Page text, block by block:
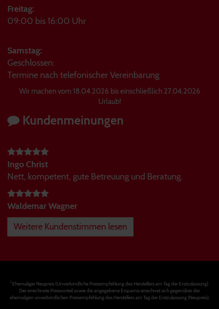
Freitag:
09:00 bis 16:00 Uhr
Samstag:
Geschlossen:
Termine nach telefonischer Vereinbarung
Wir machen vom 18.04.2026 bis einschließlich 27.04.2026
Urlaub!
Kundenmeinungen
Ingo Christ
Nett, kompetent, gute Betreuung und Beratung.
Waldemar Wagner
Weitere Kundenstimmen lesen
1Ehemaliger Neupreis (Unverbindliche Preisempfehlung des Herstellers am Tag der Erstzulassung).
Der errechnete Preisvorteil sowie die angegebene Ersparnis errechnet sich gegenüber der
ehemaligen unverbindlichen Preisempfehlung des Herstellers am Tag der Erstzulassung (Neupreis).